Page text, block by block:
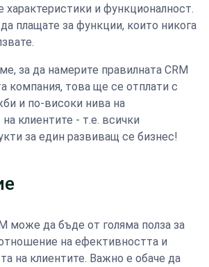
характеристики и функционалност.
плащате за функции, които никога
за да намерите правилната CRM
компания, това ще се отплати с
и по-високи нива на
клиентите - т.е. всички
за един развиващ се бизнес!
може да бъде от голяма полза за
на ефективността и
на клиентите. Важно е обаче да